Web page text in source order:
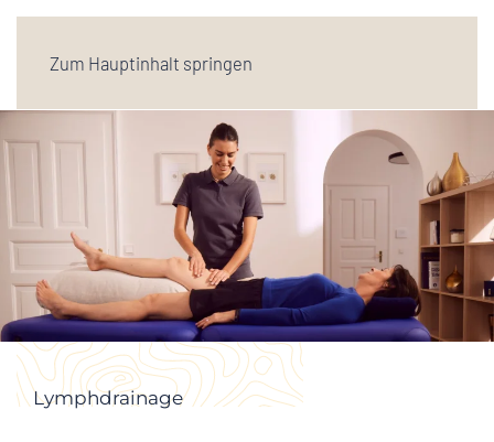
Zum Hauptinhalt springen
Lymphdrainage